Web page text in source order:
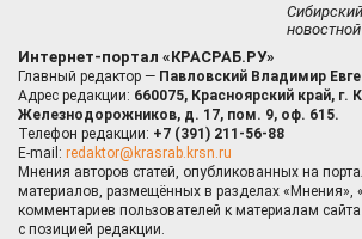
Сибирский
Интернет-портал «КРАСРАБ.РУ»
Главный редактор — Павловский Владимир
Адрес редакции: 660075, Красноярский край, г.
Железнодорожников, д. 17, пом. 9, оф. 615.
Телефон редакции: +7 (391) 211-56-88
E-mail: redaktor@krasrab.krsn.ru
Мнения авторов статей, опубликованных на
материалов, размещённых в разделах «Мнения»,
комментариев пользователей к материалам
с позицией редакции.